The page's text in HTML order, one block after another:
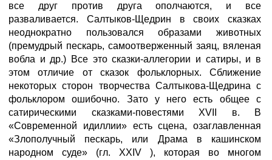
все друг против друга ополчаются, и все
разваливается. Салтыков-Щедрин в своих сказках
неоднократно пользовался образами животных
(премудрый пескарь, самоотверженный заяц, вяленая
вобла и др.) Все это сказки-аллегории и сатиры, и в
этом отличие от сказок фольклорных. Сближение
некоторых сторон творчества Салтыкова-Щедрина с
фольклором ошибочно. Зато у него есть общее с
сатирическими сказками-повестями XVII в. В
«Современной идиллии» есть сцена, озаглавленная
«Злополучный пескарь, или Драма в кашинском
народном суде» (гл. XXIV ), которая во многом